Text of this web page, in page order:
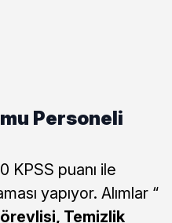
Personeli
KPSS puanı ile
yapıyor. Alımlar “
Temizlik